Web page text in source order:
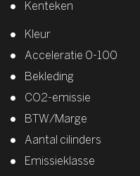
Kenteken
Kleur
Acceleratie 0-100
Bekleding
CO2-emissie
BTW/Marge
Aantal cilinders
Emissieklasse